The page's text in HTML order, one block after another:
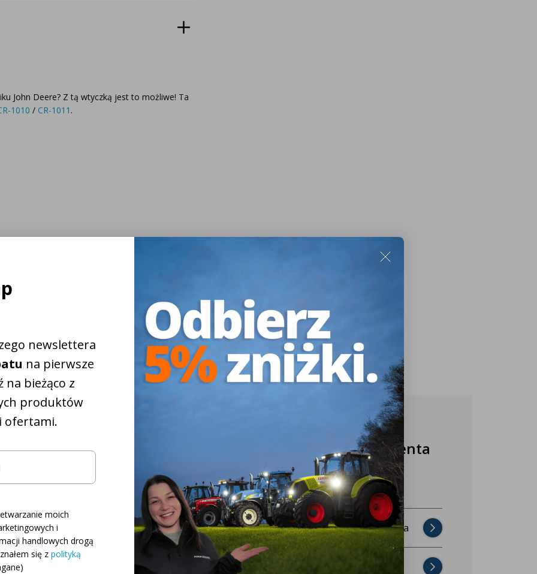
John Deere? Z tą wtyczką jest to możliwe! Ta
1010 / CR-1011 .
do
konfiguracji
modeli
Nasza obsługa klienta
jest do Twojej
dyspozycji!
Najczęściej zadawane pytania
Skontaktuj się z nami
newslettera
na pierwsze
na bieżąco z
produktów
ofertami.
moich
i
handlowych drogą
się z polityką